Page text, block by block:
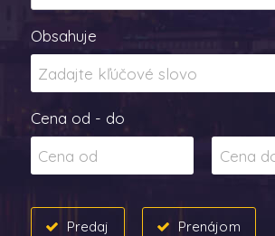
Obsahuje
Cena od - do
Predaj Prenájom